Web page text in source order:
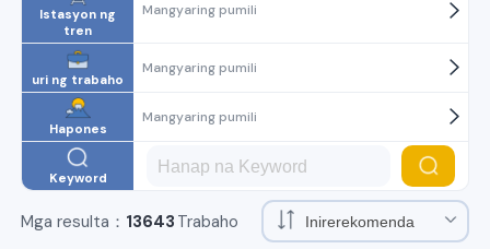
Istasyon ng
tren
Mangyaring pumili
uri ng trabaho
Mangyaring pumili
Hapones
Mangyaring pumili
Keyword
Mga resulta： 13643 Trabaho